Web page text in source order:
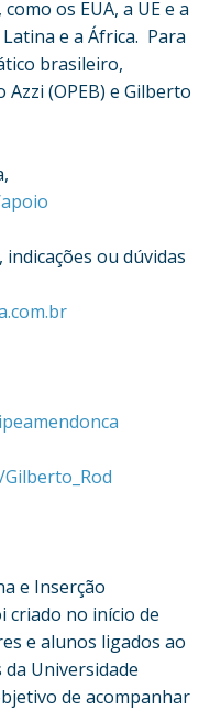
os EUA, a UE e a
e a África. Para
brasileiro,
(OPEB) e Gilberto
ou dúvidas
e Inserção
criado no início de
e alunos ligados ao
Universidade
de acompanhar